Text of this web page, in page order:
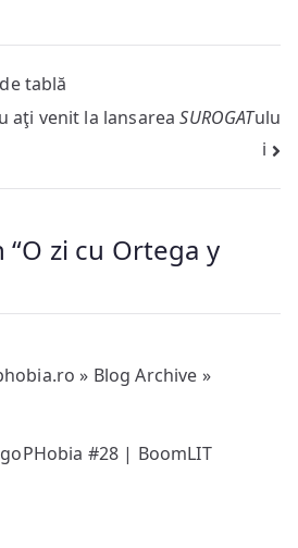
tablă
aţi venit la lansareaSUROGATulu
i
O zi cu Ortega y
» Blog Archive »
#28 | BoomLIT